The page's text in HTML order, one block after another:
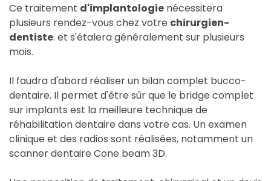
Ce traitement d'implantologie nécessitera
plusieurs rendez-vous chez votre chirurgien-
dentiste. et s'étalera généralement sur plusieurs
mois.
Il faudra d'abord réaliser un bilan complet bucco-
dentaire. Il permet d'être sûr que le bridge complet
sur implants est la meilleure technique de
réhabilitation dentaire dans votre cas. Un examen
clinique et des radios sont réalisées, notamment un
scanner dentaire Cone beam 3D.